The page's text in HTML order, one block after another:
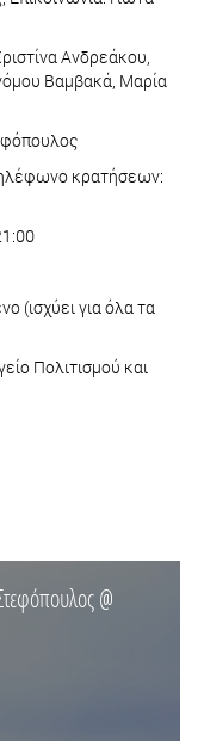
Ανδρεάκου,
Βαμβακά, Μαρία
κρατήσεων:
(ισχύει για όλα τα
Πολιτισμού και
@